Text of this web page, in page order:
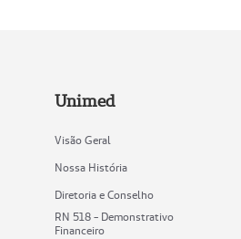
Unimed
Visão Geral
Nossa História
Diretoria e Conselho
RN 518 - Demonstrativo
Financeiro